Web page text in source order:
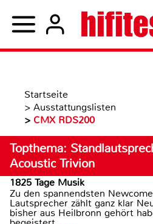
Startseite
> Ausstattungslisten
> CMX RDS200
Topthema:
Acoustic Trivion
1825 Tage Musik
Zu den spannendsten
Lautsprecher zählt ganz klar
bisher aus Heilbronn gehört